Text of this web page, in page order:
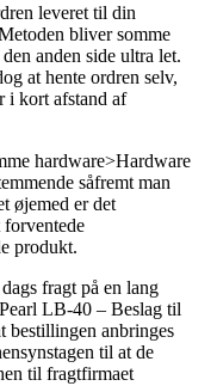
leveret til din
bliver somme
anden side ultra let.
at hente ordren selv,
i kort afstand af
hardware>Hardware
såfremt man
øjemed er det
forventede
produkt.
fragt på en lang
LB-40 – Beslag til
bestillingen anbringes
til at de
til fragtfirmaet